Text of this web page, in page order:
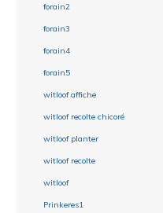
forain2
forain3
forain4
forain5
witloof affiche
witloof recolte chicoré
witloof planter
witloof recolte
witloof
Prinkeres1